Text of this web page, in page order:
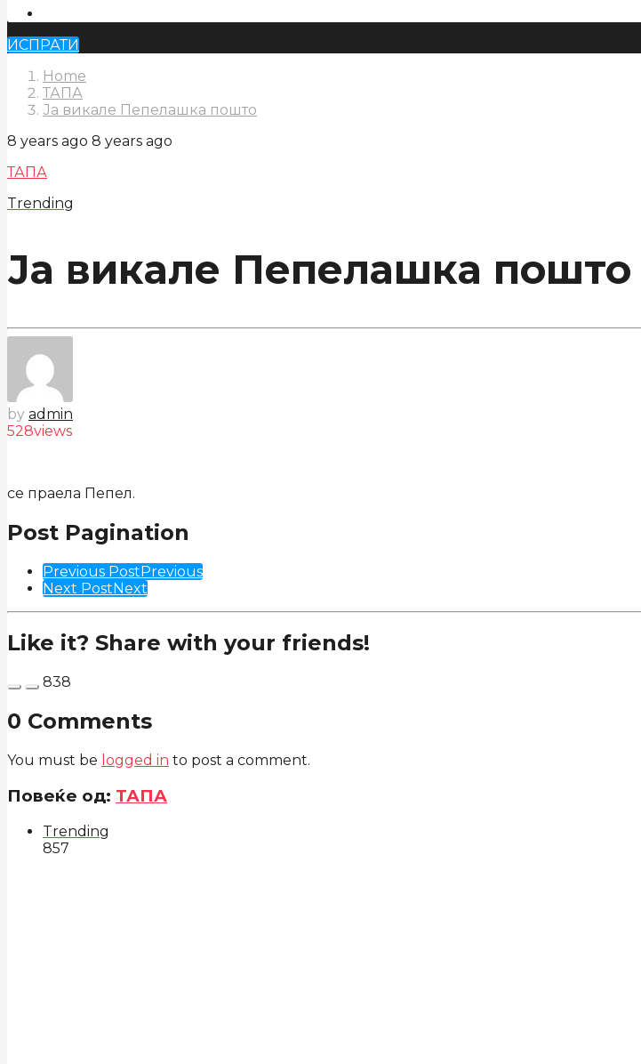
ИСПРАТИ
Home
ТАПА
Ја викале Пепелашка пошто
8 years ago 8 years ago
ТАПА
Trending
Ја викале Пепелашка пошто
by admin
528views
се праела Пепел.
Post Pagination
Previous PostPrevious
Next PostNext
Like it? Share with your friends!
838
0 Comments
You must be logged in to post a comment.
Повеќе од: ТАПА
Trending
857